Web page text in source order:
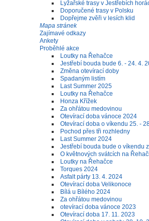
Lyžařské trasy v Jestřebích
Doporučené trasy v Polsku
Dopřejme zvěři v lesích klid
Mapa stránek
Zajímavé odkazy
Ankety
Proběhlé akce
Loutky na Řehačce
Jestřebí bouda bude 6. - 24. 4.
Změna otevírací doby
Spadaným listím
Last Summer 2025
Loutky na Řehačce
Honza Křížek
Za ohřátou medovinou
Otevírací doba vánoce 2024
Otevírací doba o víkendu 25. -
Pochod přes tři rozhledny
Last Summer 2024
Jestřebí bouda bude o víkendu
O květnových svátcích na
Loutky na Řehačce
Torques 2024
Asfalt párty 13. 4. 2024
Otevírací doba Velikonoce
Bílá u Bílého 2024
Za ohřátou medovinou
otevírací doba vánoce 2023
Otevírací doba 17. 11. 2023